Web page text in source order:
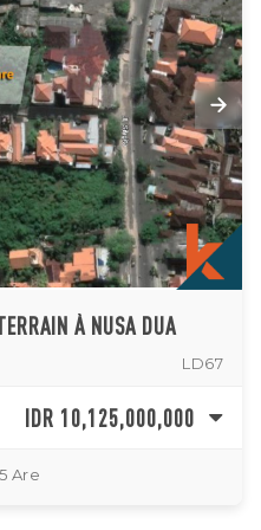
À NUSA DUA
LD67
IDR 10,125,000,000
Are